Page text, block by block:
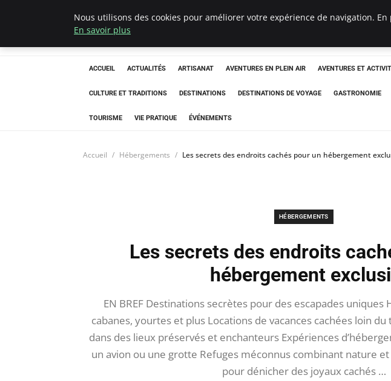
Correze Co
ACCUEIL ACTUALITÉS ARTISANAT AVENTURES EN PLEIN AIR AVENTURES ET
CULTURE ET TRADITIONS DESTINATIONS DESTINATIONS DE VOYAGE GASTRONOMIE
TOURISME VIE PRATIQUE ÉVÉNEMENTS
Accueil Hébergements Les secrets des endroits cachés pour un hébergement
HÉBERGEMENTS
Les secrets des endroits
hébergement
EN BREF Destinations secrètes pour des escapades
cabanes, yourtes et plus Locations de vacances cachées loin
dans des lieux préservés et enchanteurs Expériences
un avion ou une grotte Refuges méconnus combinant nature
pour dénicher des joyaux cachés …
Nous utilisons des cookies pour améliorer votre expérience de navigation.
En savoir plus